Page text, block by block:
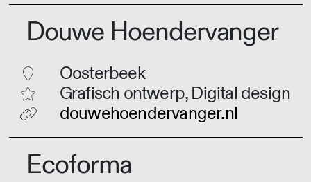
Douwe Hoendervanger
Oosterbeek
Grafisch ontwerp, Digital design
douwehoendervanger.nl
Ecoforma